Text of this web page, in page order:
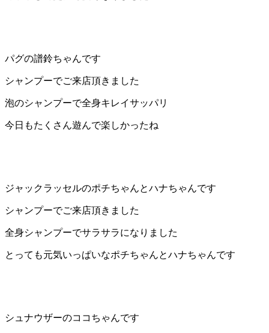
早
店
／
福
店）
｜
ペ
ッ
サ
パグの譜鈴ちゃんです
シャンプーでご来店頂きました
泡のシャンプーで全身キレイサッパリ
今日もたくさん遊んで楽しかったね
ジャックラッセルのポチちゃんとハナちゃんです
シャンプーでご来店頂きました
全身シャンプーでサラサラになりました
とっても元気いっぱいなポチちゃんとハナちゃんです
シュナウザーのココちゃんです